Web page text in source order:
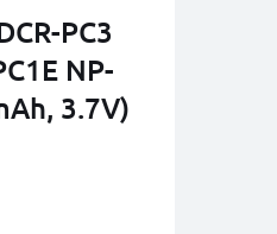
PC3
NP-
3.7V)